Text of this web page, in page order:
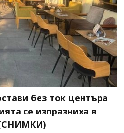
без ток центъра
се изпразниха в
(СНИМКИ)